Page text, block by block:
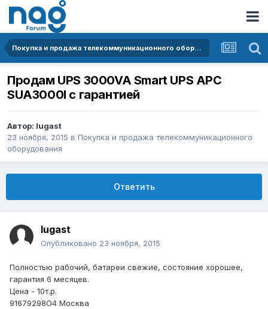
Покупка и продажа телекоммуникационного оборудования
Продам UPS 3000VA Smart UPS APC
SUA3000I с гарантией
Автор: lugast
23 ноября, 2015 в Покупка и продажа телекоммуникационного
оборудования
Ответить
lugast
Опубликовано 23 ноября, 2015
Полностью рабочий, батареи свежие, состояние хорошее,
гарантия 6 месяцев.
Цена - 10т.р.
91679298O4 Москва